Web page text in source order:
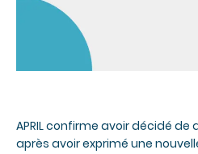
APRIL confirme avoir décidé de
après avoir exprimé une